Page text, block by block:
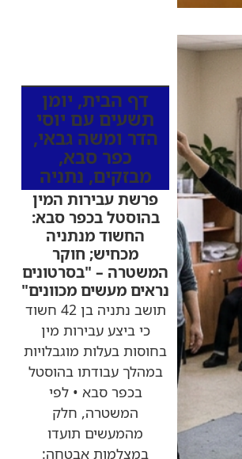
דף הבית, יומן
תשעים עם יוסי
הדר ומשה גבאי,
כפר סבא,
מבזקים, נתניה
פרשת עבירות המין
בהוסטל בכפר סבא:
החשוד מנתניה
מכחיש; חוקר
המשטרה – "בסרטונים
נראים מעשים מכוונים"
תושב נתניה בן 42 חשוד
כי ביצע עבירות מין
בחוסות בעלות מוגבלויות
במהלך עבודתו בהוסטל
בכפר סבא • לפי
המשטרה, חלק
מהמעשים תועדו
במצלמות אבטחה: